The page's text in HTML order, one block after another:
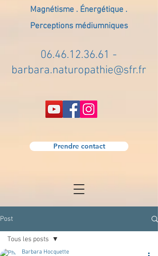
Magnétisme . Énergétique .
Perceptions médiumniques
06.46.12.36.61 -
barbara.naturopathie@sfr.fr
Prendre contact
Post
Tous les posts
Barbara Hocquette